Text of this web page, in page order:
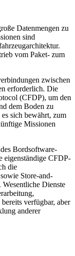
Datenmengen zu
sind
vom Paket- zum
zwischen
erforderlich. Die
(CFDP), um den
dem Boden zu
sich bewährt, zum
Missionen
Bordsoftware-
eigenständige CFDP-
die
Store-and-
Dienste
verfügbar, aber
anderer